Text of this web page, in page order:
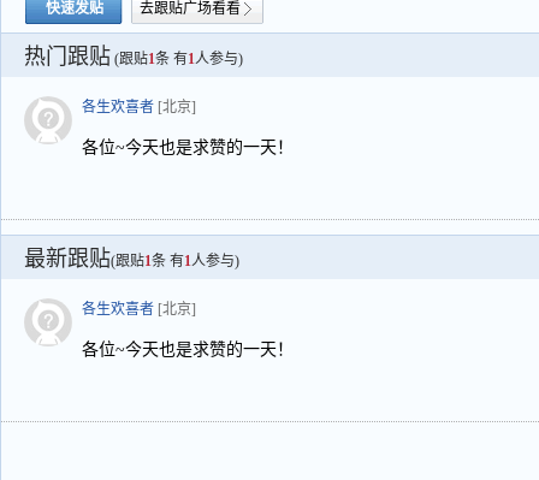
快速发贴 去跟贴广场看看
热门跟贴 (跟贴1条 有1人参与)
各生欢喜者 [北京]
各位~今天也是求赞的一天！
最新跟贴(跟贴1条 有1人参与)
各生欢喜者 [北京]
各位~今天也是求赞的一天！